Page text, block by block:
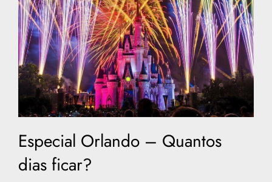
Especial Orlando – Quantos
dias ficar?